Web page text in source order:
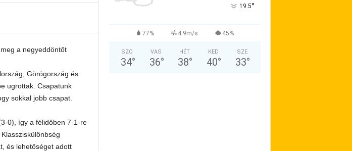
a negyeddöntőt
Görögország és
ugrottak. Csapatunk
sokkal jobb csapat.
0), így a félidőben 7-1-re
és lehetőséget adott
19.5°
77% 4.9m/s 45%
SZO
34°
VAS
36°
HÉT
38°
KED
40°
SZE
33°